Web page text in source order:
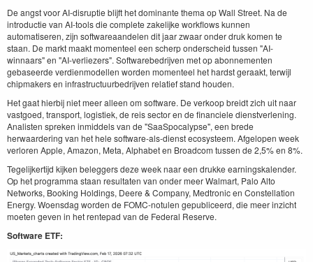
De angst voor AI-disruptie blijft het dominante thema op Wall Street. Na de
introductie van AI-tools die complete zakelijke workflows kunnen
automatiseren, zijn softwareaandelen dit jaar zwaar onder druk komen te
staan. De markt maakt momenteel een scherp onderscheid tussen "AI-
winnaars" en "AI-verliezers". Softwarebedrijven met op abonnementen
gebaseerde verdienmodellen worden momenteel het hardst geraakt, terwijl
chipmakers en infrastructuurbedrijven relatief stand houden.
Het gaat hierbij niet meer alleen om software. De verkoop breidt zich uit naar
vastgoed, transport, logistiek, de reis sector en de financiele dienstverlening.
Analisten spreken inmiddels van de "SaaSpocalypse", een brede
herwaardering van het hele software-als-dienst ecosysteem. Afgelopen week
verloren Apple, Amazon, Meta, Alphabet en Broadcom tussen de 2,5% en 8%.
Tegelijkertijd kijken beleggers deze week naar een drukke earningskalender.
Op het programma staan resultaten van onder meer Walmart, Palo Alto
Networks, Booking Holdings, Deere & Company, Medtronic en Constellation
Energy. Woensdag worden de FOMC-notulen gepubliceerd, die meer inzicht
moeten geven in het rentepad van de Federal Reserve.
Software ETF: